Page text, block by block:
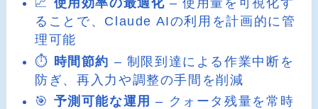
📈 使用効率の最適化 – 使用量を可視化す
ることで、Claude AIの利用を計画的に管
理可能
⏱️ 時間節約 – 制限到達による作業中断を
防ぎ、再入力や調整の手間を削減
🎯 予測可能な運用 – クォータ残量を常時